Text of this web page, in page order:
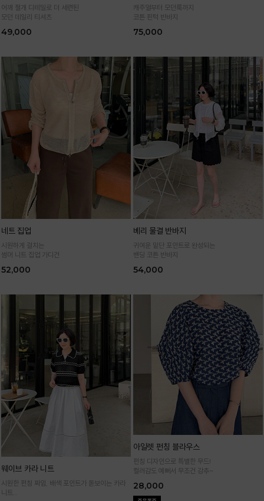
어깨 절개 디테일로 더 세련된
모던 데일리 티셔츠
49,000
캐주얼부터 모던룩까지
코튼 핀턱 반바지
75,000
네트 집업
시원하게 걸치는
썸머 니트 집업 가디건
52,000
베리 물결 반바지
귀여운 밑단 포인트로 완성되는
밴딩 코튼 반바지
54,000
웨이브 카라 니트
시원한 펀칭 짜임, 배색 포인트가 돋보이는 카라
니트
아일렛 펀칭 블라우스
펀칭 디자인으로 특별한 무드!
컬러감도 예뻐서 무조건 강추~
28,000